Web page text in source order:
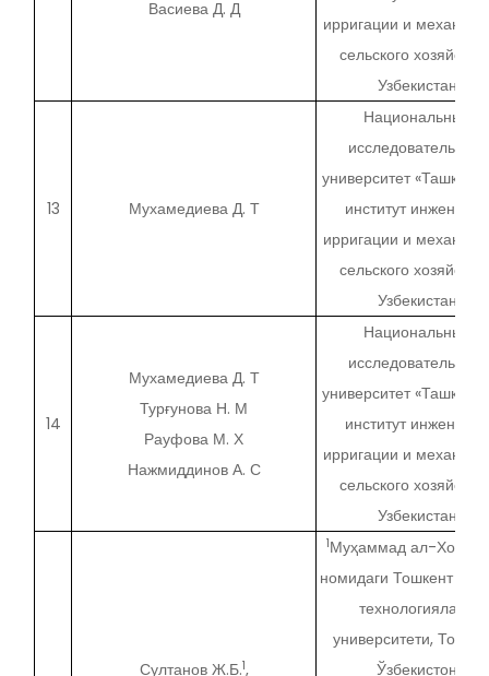
Васиева Д. Д
ирригации и
сельского
Узбекистан
13 Мухамедиева Д. Т
Национальный
исследовательский
университет
институт инженеров
ирригации и
сельского
Узбекистан
14
Мухамедиева Д. Т
Турғунова Н. М
Рауфова М. Х
Нажмиддинов А. С
Национальный
исследовательский
университет
институт инженеров
ирригации и
сельского
Узбекистан
Султанов Ж.Б.1,
1Муҳаммад ал-
номидаги Тошкент
технологиялари
университети,
Ўзбекистон